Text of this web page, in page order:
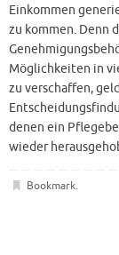
Einkommen
zu kommen. Denn
Möglichkeiten in
zu verschaffen,
denen ein
wieder
Bookmark.